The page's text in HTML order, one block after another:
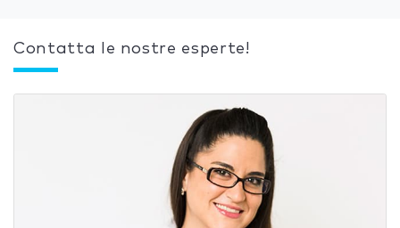
Contatta le nostre esperte!